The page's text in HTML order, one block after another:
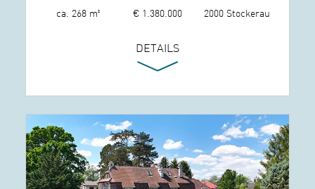
ca. 268 m² € 1.380.000 2000 Stockerau
DETAILS